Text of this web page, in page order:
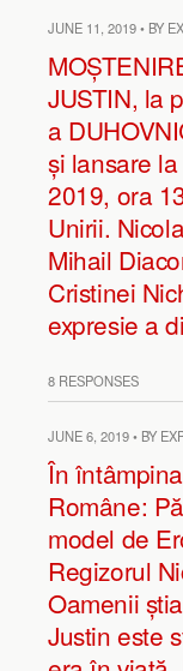
JUNE 11, 2019 • BY
JUSTIN, la
a
și lansare
2019, ora
Unirii.
Mihail
Cristinei
expresie a
8 RESPONSES
JUNE 6, 2019 • BY
În
Române:
model de
Regizorul
Oamenii
Justin este